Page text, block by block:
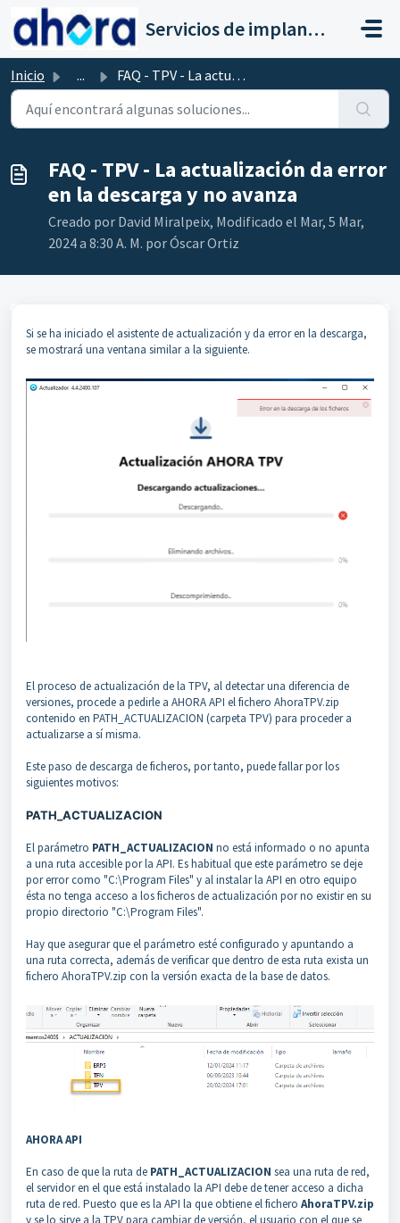
Saltar al contenido principal
Servicios de implantación a clientes de Ahora
Inicio ... FAQ - TPV - La actualización da error en la descarga y no...
FAQ - TPV - La actualización da error
en la descarga y no avanza
Creado por David Miralpeix, Modificado el Mar, 5 Mar,
2024 a 8:30 A. M. por Óscar Ortiz
Si se ha iniciado el asistente de actualización y da error en la descarga,
se mostrará una ventana similar a la siguiente.
El proceso de actualización de la TPV, al detectar una diferencia de
versiones, procede a pedirle a AHORA API el fichero AhoraTPV.zip
contenido en PATH_ACTUALIZACION (carpeta TPV) para proceder a
actualizarse a sí misma.
Este paso de descarga de ficheros, por tanto, puede fallar por los
siguientes motivos:
PATH_ACTUALIZACION
El parámetro PATH_ACTUALIZACION no está informado o no apunta
a una ruta accesible por la API. Es habitual que este parámetro se deje
por error como "C:\Program Files" y al instalar la API en otro equipo
ésta no tenga acceso a los ficheros de actualización por no existir en su
propio directorio "C:\Program Files".
Hay que asegurar que el parámetro esté configurado y apuntando a
una ruta correcta, además de verificar que dentro de esta ruta exista un
fichero AhoraTPV.zip con la versión exacta de la base de datos.
AHORA API
En caso de que la ruta de PATH_ACTUALIZACION sea una ruta de red,
el servidor en el que está instalado la API debe de tener acceso a dicha
ruta de red. Puesto que es la API la que obtiene el fichero AhoraTPV.zip